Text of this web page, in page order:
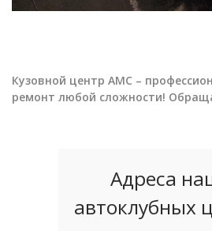
Кузовной центр АМС –
ремонт любой сложности!
Адреса
автоклубных